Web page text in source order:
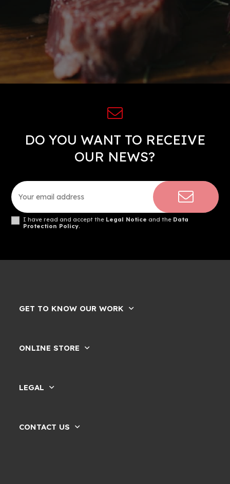
DO YOU WANT TO RECEIVE
OUR NEWS?
I have read and accept the Legal Notice and the Data
Protection Policy.
GET TO KNOW OUR WORK
ONLINE STORE
LEGAL
CONTACT US